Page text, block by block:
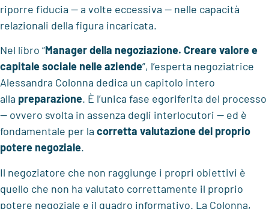
riporre fiducia — a volte eccessiva — nelle capacità
relazionali della figura incaricata.
Nel libro “Manager della negoziazione. Creare valore e
capitale sociale nelle aziende”, l’esperta negoziatrice
Alessandra Colonna dedica un capitolo intero
alla preparazione. È l’unica fase egoriferita del processo
— ovvero svolta in assenza degli interlocutori — ed è
fondamentale per la corretta valutazione del proprio
potere negoziale.
Il negoziatore che non raggiunge i propri obiettivi è
quello che non ha valutato correttamente il proprio
potere negoziale e il quadro informativo. La Colonna,